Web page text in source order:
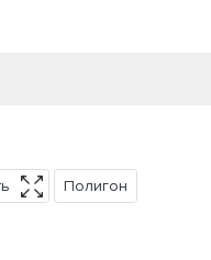
Полигон